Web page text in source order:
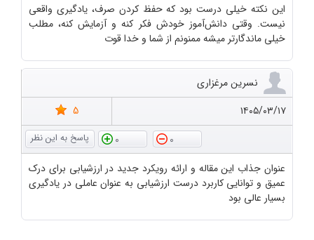
این نکته خیلی درست بود که حفظ کردن صرف، یادگیری واقعی
نیست. وقتی دانش‌آموز خودش فکر کنه و آزمایش کنه، مطلب
خیلی ماندگارتر میشه ممنونم از شما و خدا قوت
نسرین مرغزاری
۱۴۰۵/۰۳/۱۷
5
0
0
عنوان جذاب این مقاله و ارائه رویکرد جدید در ارزشیابی برای درک
عمیق و توانایی کاربرد درست ارزشیابی به عنوان عاملی در یادگیری
بسیار عالی بود